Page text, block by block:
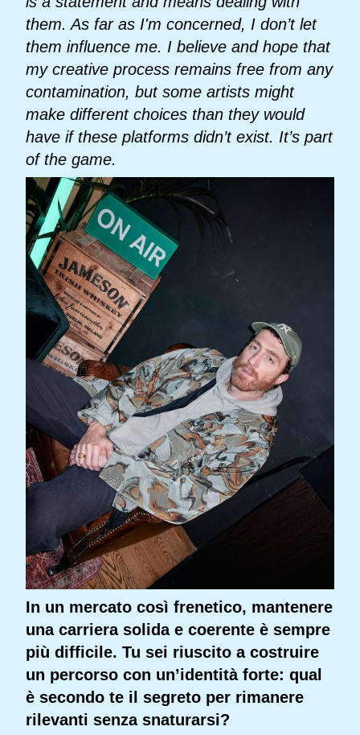
them. As far as I'm concerned, I don’t let
them influence me. I believe and hope that
my creative process remains free from any
contamination, but some artists might
make different choices than they would
have if these platforms didn’t exist. It’s part
of the game.
In un mercato così frenetico, mantenere
una carriera solida e coerente è sempre
più difficile. Tu sei riuscito a costruire
un percorso con un’identità forte: qual
è secondo te il segreto per rimanere
rilevanti senza snaturarsi?